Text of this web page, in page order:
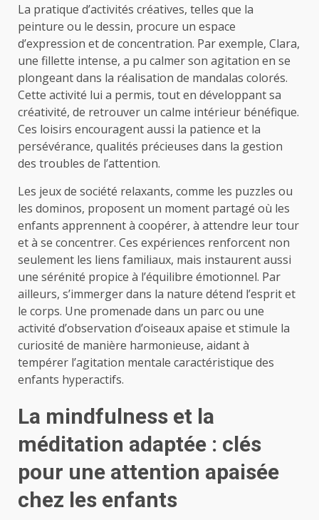
La pratique d’activités créatives, telles que la
peinture ou le dessin, procure un espace
d’expression et de concentration. Par exemple, Clara,
une fillette intense, a pu calmer son agitation en se
plongeant dans la réalisation de mandalas colorés.
Cette activité lui a permis, tout en développant sa
créativité, de retrouver un calme intérieur bénéfique.
Ces loisirs encouragent aussi la patience et la
persévérance, qualités précieuses dans la gestion
des troubles de l’attention.
Les jeux de société relaxants, comme les puzzles ou
les dominos, proposent un moment partagé où les
enfants apprennent à coopérer, à attendre leur tour
et à se concentrer. Ces expériences renforcent non
seulement les liens familiaux, mais instaurent aussi
une sérénité propice à l’équilibre émotionnel. Par
ailleurs, s’immerger dans la nature détend l’esprit et
le corps. Une promenade dans un parc ou une
activité d’observation d’oiseaux apaise et stimule la
curiosité de manière harmonieuse, aidant à
tempérer l’agitation mentale caractéristique des
enfants hyperactifs.
La mindfulness et la
méditation adaptée : clés
pour une attention apaisée
chez les enfants